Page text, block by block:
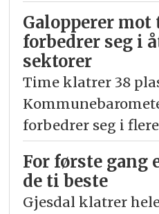
Galopperer mot
forbedrer seg i
sektorer
Time klatrer 38
forbedrer seg i
For første gang
de ti beste
Gjesdal klatrer